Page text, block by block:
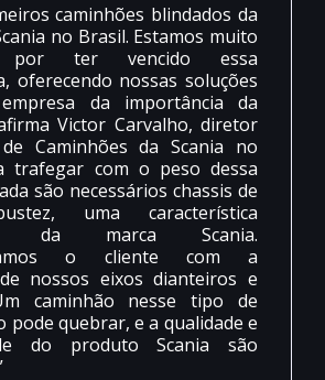
caminhões blindados da
no Brasil. Estamos muito
por ter vencido essa
oferecendo nossas soluções
da importância da
Victor Carvalho, diretor
Caminhões da Scania no
trafegar com o peso dessa
são necessários chassis de
uma característica
da marca Scania.
o cliente com a
nossos eixos dianteiros e
caminhão nesse tipo de
pode quebrar, e a qualidade e
do produto Scania são